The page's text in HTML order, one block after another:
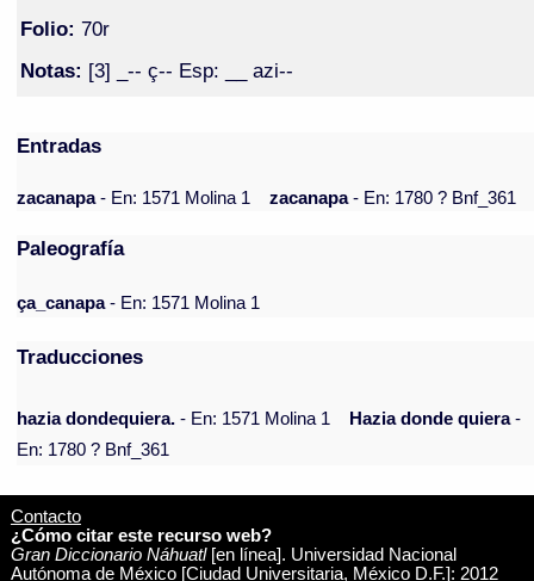
Folio: 70r
Notas: [3] _-- ç-- Esp: __ azi--
Entradas
zacanapa- En: 1571 Molina 1 zacanapa- En: 1780 ? Bnf_361
Paleografía
ça_canapa- En: 1571 Molina 1
Traducciones
hazia dondequiera. - En: 1571 Molina 1 Hazia donde quiera-
En: 1780 ? Bnf_361
Contacto
¿Cómo citar este recurso web?
Gran Diccionario Náhuatl[en línea]. Universidad Nacional
Autónoma de México [Ciudad Universitaria, México D.F.]: 2012